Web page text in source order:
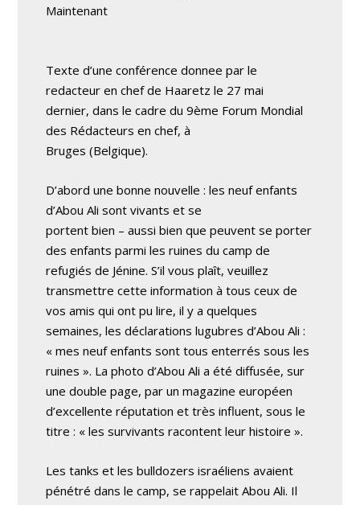
Maintenant
Texte d’une conférence donnee par le
redacteur en chef de Haaretz le 27 mai
dernier, dans le cadre du 9ème Forum Mondial
des Rédacteurs en chef, à
Bruges (Belgique).
D’abord une bonne nouvelle : les neuf enfants
d’Abou Ali sont vivants et se
portent bien – aussi bien que peuvent se porter
des enfants parmi les ruines du camp de
refugiés de Jénine. S’il vous plaît, veuillez
transmettre cette information à tous ceux de
vos amis qui ont pu lire, il y a quelques
semaines, les déclarations lugubres d’Abou Ali :
« mes neuf enfants sont tous enterrés sous les
ruines ». La photo d’Abou Ali a été diffusée, sur
une double page, par un magazine européen
d’excellente réputation et très influent, sous le
titre : « les survivants racontent leur histoire ».
Les tanks et les bulldozers israéliens avaient
pénétré dans le camp, se rappelait Abou Ali. Il